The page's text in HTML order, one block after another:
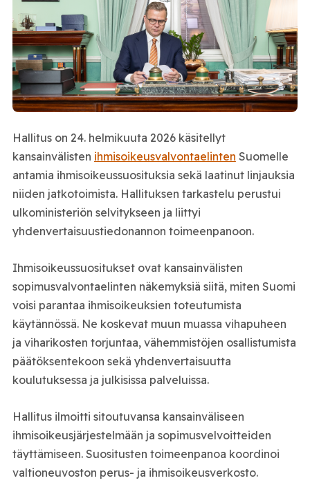
Hallitus on 24. helmikuuta 2026 käsitellyt
kansainvälisten ihmisoikeusvalvontaelinten Suomelle
antamia ihmisoikeussuosituksia sekä laatinut linjauksia
niiden jatkotoimista. Hallituksen tarkastelu perustui
ulkoministeriön selvitykseen ja liittyi
yhdenvertaisuustiedonannon toimeenpanoon.
Ihmisoikeussuositukset ovat kansainvälisten
sopimusvalvontaelinten näkemyksiä siitä, miten Suomi
voisi parantaa ihmisoikeuksien toteutumista
käytännössä. Ne koskevat muun muassa vihapuheen
ja viharikosten torjuntaa, vähemmistöjen osallistumista
päätöksentekoon sekä yhdenvertaisuutta
koulutuksessa ja julkisissa palveluissa.
Hallitus ilmoitti sitoutuvansa kansainväliseen
ihmisoikeusjärjestelmään ja sopimusvelvoitteiden
täyttämiseen. Suositusten toimeenpanoa koordinoi
valtioneuvoston perus- ja ihmisoikeusverkosto.